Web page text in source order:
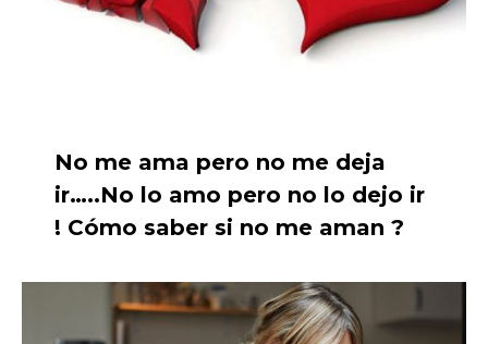
No me ama pero no me deja
ir…..No lo amo pero no lo dejo ir
! Cómo saber si no me aman ?